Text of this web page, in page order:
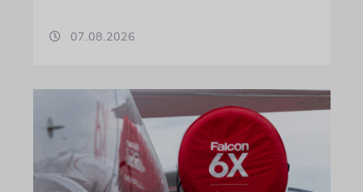
07.08.2026